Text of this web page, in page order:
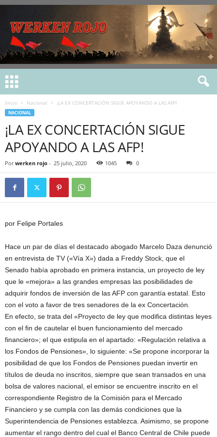
Inicio Nacional ¡LA EX CONCERTACIÓN SIGUE APOYANDO A LAS AFP!
NACIONAL
¡LA EX CONCERTACIÓN SIGUE
APOYANDO A LAS AFP!
Por werken rojo - 25 julio, 2020 1045 0
por Felipe Portales
Hace un par de días el destacado abogado Marcelo Daza denunció
en entrevista de TV («Vía X») dada a Freddy Stock, que el
Senado había aprobado en primera instancia, un proyecto de ley
que le «mejora» a las grandes empresas las posibilidades de
adquirir fondos de inversión de las AFP con garantía estatal. Esto
con el voto a favor de tres senadores de la ex Concertación.
En efecto, se trata del «Proyecto de ley que modifica distintas leyes
con el fin de cautelar el buen funcionamiento del mercado
financiero»; el que estipula en el apartado: «Regulación relativa a
los Fondos de Pensiones», lo siguiente: «Se propone incorporar la
posibilidad de que los Fondos de Pensiones puedan invertir en
títulos de deuda no inscritos, siempre que sean transados en una
bolsa de valores nacional, el emisor se encuentre inscrito en el
correspondiente Registro de la Comisión para el Mercado
Financiero y se cumpla con las demás condiciones que la
Superintendencia de Pensiones establezca. Asimismo, se propone
aumentar el rango dentro del cual el Banco Central de Chile puede